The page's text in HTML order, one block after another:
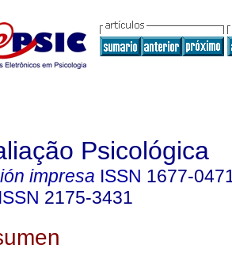
Psicológica
impresa ISSN 1677-
ISSN 2175-3431